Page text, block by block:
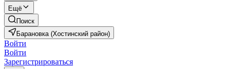
Ещё
Поиск
Барановка (Хостинский район)
Войти
Войти
Зарегистрироваться